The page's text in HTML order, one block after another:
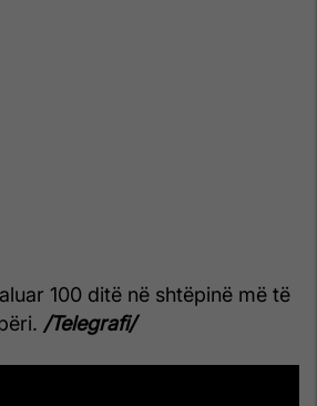
100 ditë në shtëpinë më të
/Telegrafi/